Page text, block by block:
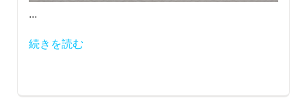
...
続きを読む